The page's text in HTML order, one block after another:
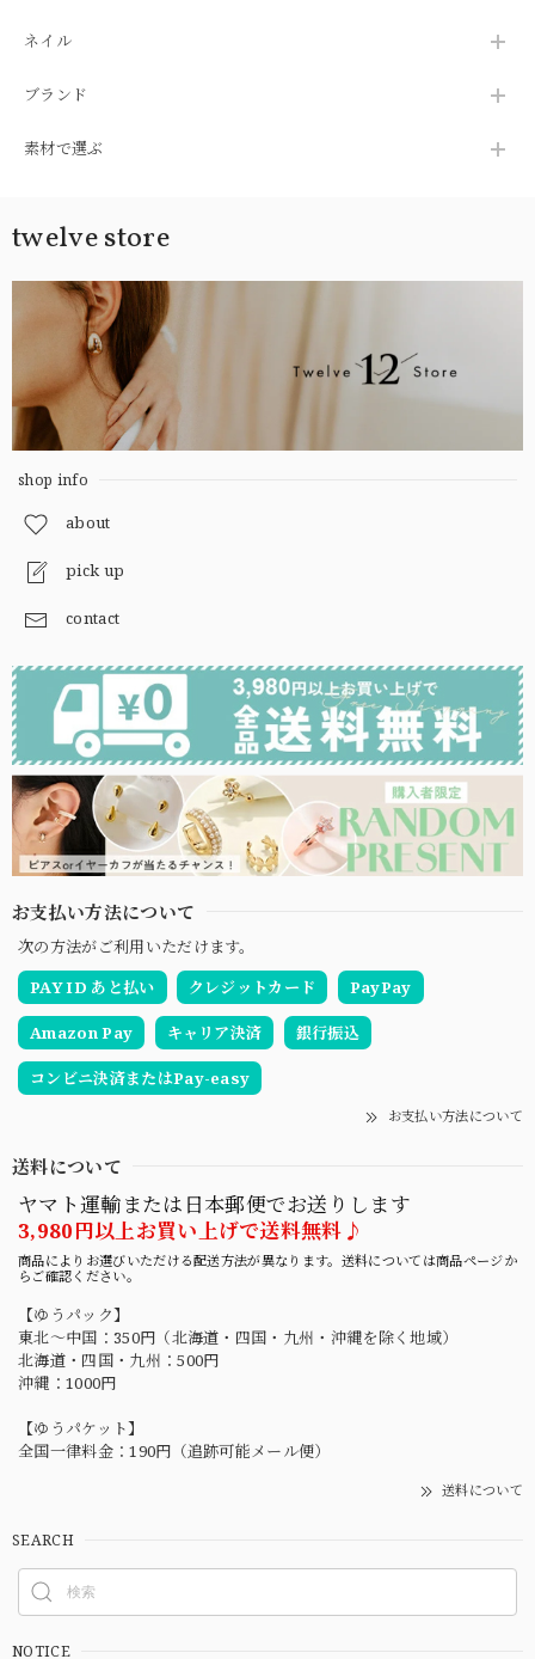
ネイル
ブランド
素材で選ぶ
twelve store
shop info
about
pick up
contact
お支払い方法について
次の方法がご利用いただけます。
PAY ID あと払い
クレジットカード PayPay
Amazon Pay キャリア決済 銀行振込
コンビニ決済またはPay-easy
お支払い方法について
送料について
ヤマト運輸または日本郵便でお送りします
3,980円以上お買い上げで送料無料♪
商品によりお選びいただける配送方法が異なります。送料については商品ページか
らご確認ください。
【ゆうパック】
東北〜中国：350円（北海道・四国・九州・沖縄を除く地域）
北海道・四国・九州：500円
沖縄：1000円
【ゆうパケット】
全国一律料金：190円（追跡可能メール便）
送料について
SEARCH
NOTICE